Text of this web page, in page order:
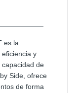
es la
y
de
Side, ofrece
de forma